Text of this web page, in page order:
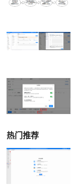
热门推荐